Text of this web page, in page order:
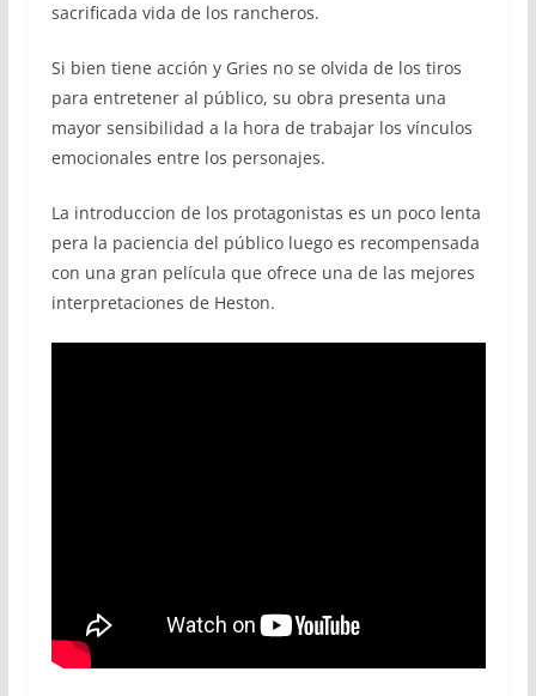
sacrificada vida de los rancheros.
Si bien tiene acción y Gries no se olvida de los tiros
para entretener al público, su obra presenta una
mayor sensibilidad a la hora de trabajar los vínculos
emocionales entre los personajes.
La introduccion de los protagonistas es un poco lenta
pera la paciencia del público luego es recompensada
con una gran película que ofrece una de las mejores
interpretaciones de Heston.